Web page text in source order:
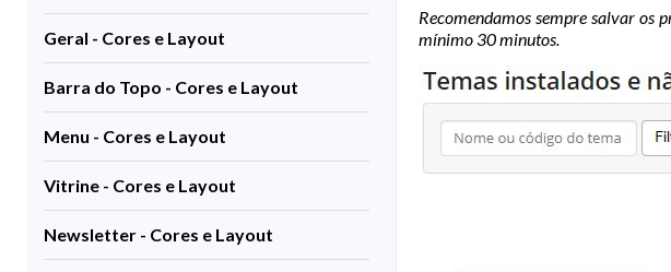
Geral - Cores e Layout
Barra do Topo - Cores e Layout
Menu - Cores e Layout
Vitrine - Cores e Layout
Newsletter - Cores e Layout
Recomendamos sempre salvar os
mínimo 30 minutos.